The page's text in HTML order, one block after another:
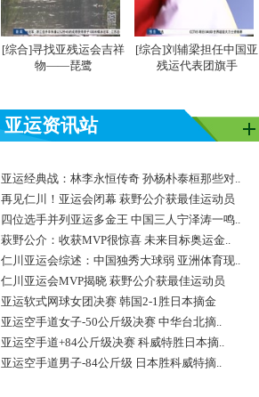
[综合]寻找亚残运会吉祥
物——琵鹭
[综合]刘辅梁担任中国亚
残运代表团旗手
亚运资讯站
亚运经典战：林李永恒传奇 孙杨朴泰桓那些对..
再见仁川！亚运会闭幕 萩野公介获最佳运动员
四位选手并列亚运多金王 中国三人宁泽涛一鸣..
萩野公介：收获MVP很惊喜 未来目标奥运金..
仁川亚运会综述：中国独秀大球弱 亚洲体育现..
仁川亚运会MVP揭晓 萩野公介获最佳运动员
亚运软式网球女团决赛 韩国2-1胜日本摘金
亚运空手道女子-50公斤级决赛 中华台北摘..
亚运空手道+84公斤级决赛 科威特胜日本摘..
亚运空手道男子-84公斤级 日本胜科威特摘..